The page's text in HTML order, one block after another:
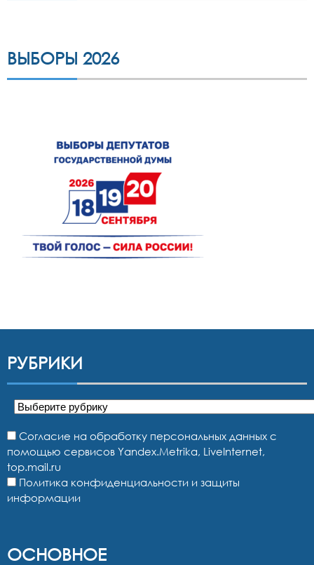
ВЫБОРЫ 2026
РУБРИКИ
Рубрики
Согласие на обработку персональных данных с
помощью сервисов Yandex.Metrika, LiveInternet,
top.mail.ru
Политика конфиденциальности и защиты
информации
ОСНОВНОЕ